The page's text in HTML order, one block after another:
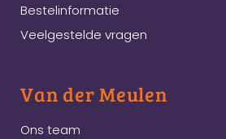
Bestelinformatie
Veelgestelde vragen
Van der Meulen
Ons team